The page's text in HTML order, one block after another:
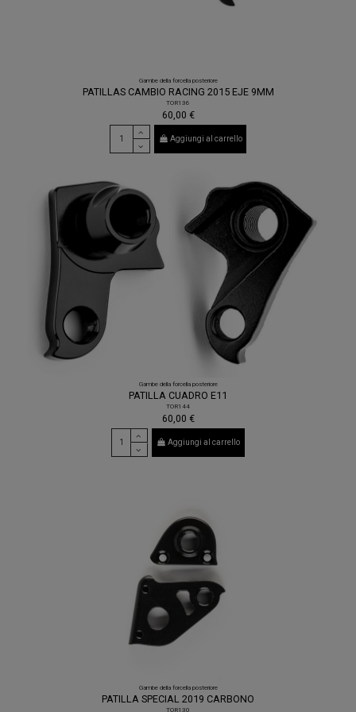
Gambe della forcella posteriore
PATILLAS CAMBIO RACING 2015 EJE 9MM
TOR136
60,00 €
Aggiungi al carrello
Gambe della forcella posteriore
PATILLA CUADRO E11
TOR144
60,00 €
Aggiungi al carrello
Gambe della forcella posteriore
PATILLA SPECIAL 2019 CARBONO
TOR130